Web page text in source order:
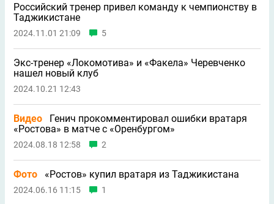
Российский тренер привел команду к чемпионству в
Таджикистане
2024.11.01 21:09 5
Экс-тренер «Локомотива» и «Факела» Черевченко
нашел новый клуб
2024.10.21 12:43
Видео
Генич прокомментировал ошибки вратаря
«Ростова» в матче с «Оренбургом»
2024.08.18 12:58 2
Фото «Ростов» купил вратаря из Таджикистана
2024.06.16 11:15 1